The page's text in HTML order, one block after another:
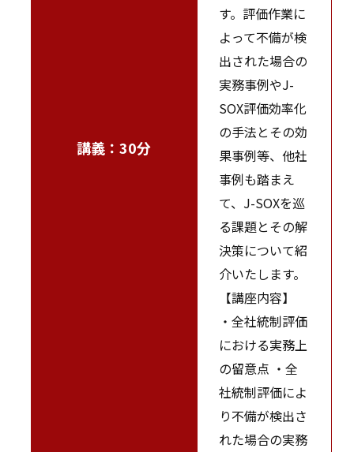
講義：30分
す。評価作業に
よって不備が検
出された場合の
実務事例やJ-
SOX評価効率化
の手法とその効
果事例等、他社
事例も踏まえ
て、J-SOXを巡
る課題とその解
決策について紹
介いたします。
【講座内容】
・全社統制評価
における実務上
の留意点 ・全
社統制評価によ
り不備が検出さ
れた場合の実務